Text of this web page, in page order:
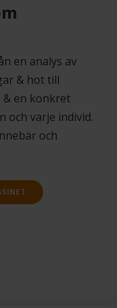
en analys av
& hot till
& en konkret
och varje individ.
och